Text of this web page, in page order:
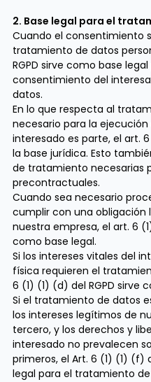
2. Base legal para el
Cuando el consentimiento
tratamiento de datos
RGPD sirve como base
consentimiento del
datos.
En lo que respecta al
necesario para la
interesado es parte, el art.
la base jurídica. Esto
de tratamiento necesarias
precontractuales.
Cuando sea necesario
cumplir con una obligación
nuestra empresa, el art. 6
como base legal.
Si los intereses vitales del
física requieren el
6 (1) (1) (d) del RGPD sirve
Si el tratamiento de datos
los intereses legítimos de
tercero, y los derechos y
interesado no prevalecen
primeros, el Art. 6 (1) (1) (f)
legal para el tratamiento